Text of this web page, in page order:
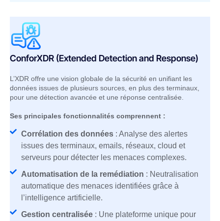
ConforXDR (Extended Detection and Response)
L’XDR offre une vision globale de la sécurité en unifiant les
données issues de plusieurs sources, en plus des terminaux,
pour une détection avancée et une réponse centralisée.
Ses principales fonctionnalités comprennent :
Corrélation des données: Analyse des alertes
issues des terminaux, emails, réseaux, cloud et
serveurs pour détecter les menaces complexes.
Automatisation de la remédiation : Neutralisation
automatique des menaces identifiées grâce à
l’intelligence artificielle.
Gestion centralisée: Une plateforme unique pour